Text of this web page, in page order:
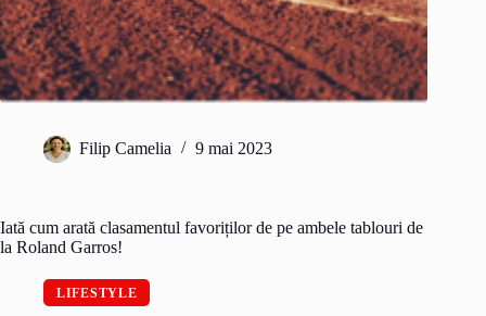
Filip Camelia 9 mai 2023
Iată cum arată clasamentul favoriților de pe ambele tablouri de
la Roland Garros!
LIFESTYLE